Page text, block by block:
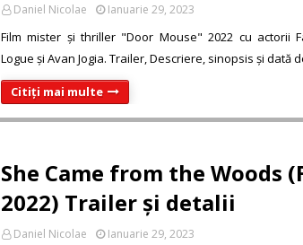
Daniel Nicolae Ianuarie 29, 2023
Film mister și thriller "Door Mouse" 2022 cu actorii
Logue și Avan Jogia. Trailer, Descriere, sinopsis și dată
Citiți mai multe
She Came from the Woods
2022) Trailer și detalii
Daniel Nicolae Ianuarie 29, 2023